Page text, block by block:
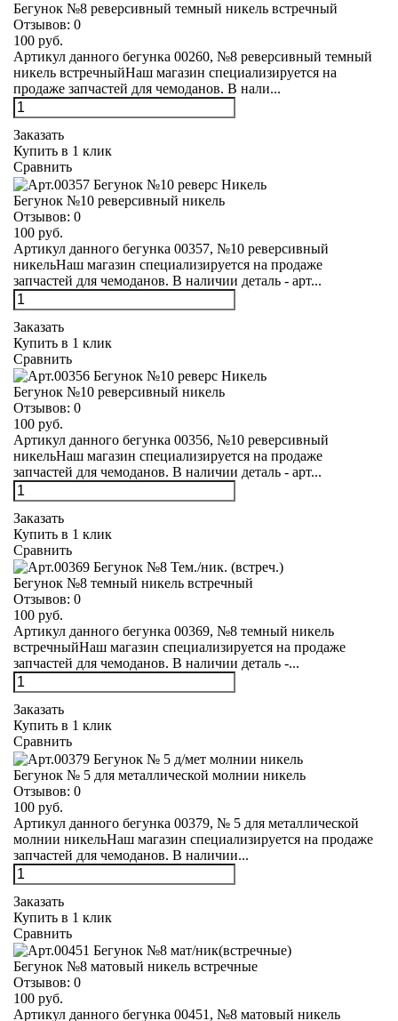
Бегунок №8 реверсивный темный никель встречный
Отзывов: 0
100 руб.
Артикул данного бегунка 00260, №8 реверсивный темный
никель встречныйНаш магазин специализируется на
продаже запчастей для чемоданов. В нали...
Заказать
Купить в 1 клик
Сравнить
Бегунок №10 реверсивный никель
Отзывов: 0
100 руб.
Артикул данного бегунка 00357, №10 реверсивный
никельНаш магазин специализируется на продаже
запчастей для чемоданов. В наличии деталь - арт...
Заказать
Купить в 1 клик
Сравнить
Бегунок №10 реверсивный никель
Отзывов: 0
100 руб.
Артикул данного бегунка 00356, №10 реверсивный
никельНаш магазин специализируется на продаже
запчастей для чемоданов. В наличии деталь - арт...
Заказать
Купить в 1 клик
Сравнить
Бегунок №8 темный никель встречный
Отзывов: 0
100 руб.
Артикул данного бегунка 00369, №8 темный никель
встречныйНаш магазин специализируется на продаже
запчастей для чемоданов. В наличии деталь -...
Заказать
Купить в 1 клик
Сравнить
Бегунок № 5 для металлической молнии никель
Отзывов: 0
100 руб.
Артикул данного бегунка 00379, № 5 для металлической
молнии никельНаш магазин специализируется на продаже
запчастей для чемоданов. В наличии...
Заказать
Купить в 1 клик
Сравнить
Бегунок №8 матовый никель встречные
Отзывов: 0
100 руб.
Артикул данного бегунка 00451, №8 матовый никель